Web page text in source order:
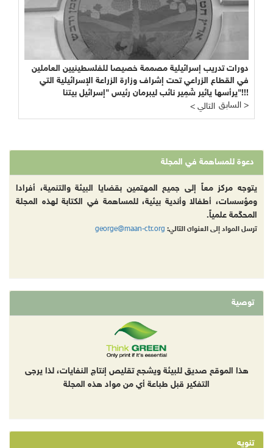
دورات تدريب إسرائيلية مصممة خصيصا للفلسطينيين العاملين
في القطاع الزراعي تحت إشراف وزارة الزراعة الإسرائيلية التي
يرأسها يائير شَمِير نائب ليبرمان رئيس "إسرائيل بيتنا"!!!
< التالي
السابق >
دعوة للمساهمة في المجلة
يتوجه مركز معاً إلى جميع المهتمين بقضايا البيئة والتنمية، أفرادا
ومؤسسات، أطفالا وأندية بيئية، للمساهمة في الكتابة لهذه المجلة
المحكّمة علمياً.
ترسل المواد إلى العنوان التالي: george@maan-ctr.org
توصية
هذا الموقع صديق للبيئة ويشجع تقليص إنتاج النفايات، لذا يرجى
التفكير قبل طباعة أي من مواد هذه المجلة
تنويه